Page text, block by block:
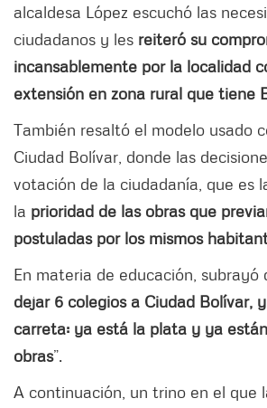
alcaldesa López escuchó las
ciudadanos y les reiteró su
incansablemente por la localidad
extensión en zona rural que tiene
También resaltó el modelo usado
Ciudad Bolívar, donde las
votación de la ciudadanía, que es
la prioridad de las obras que
postuladas por los mismos
En materia de educación, subrayó
dejar 6 colegios a Ciudad Bolívar,
carreta: ya está la plata y ya
obras”.
A continuación, un trino en el que